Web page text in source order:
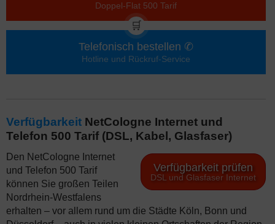
Doppel-Flat 500 Tarif
🛒
Telefonisch bestellen ✆
Hotline und Rückruf-Service
Verfügbarkeit NetCologne Internet und
Telefon 500 Tarif (DSL, Kabel, Glasfaser)
Verfügbarkeit prüfen
DSL und Glasfaser Internet
Den NetCologne Internet
und Telefon 500 Tarif
können Sie großen Teilen
Nordrhein-Westfalens
erhalten – vor allem rund um die Städte Köln, Bonn und